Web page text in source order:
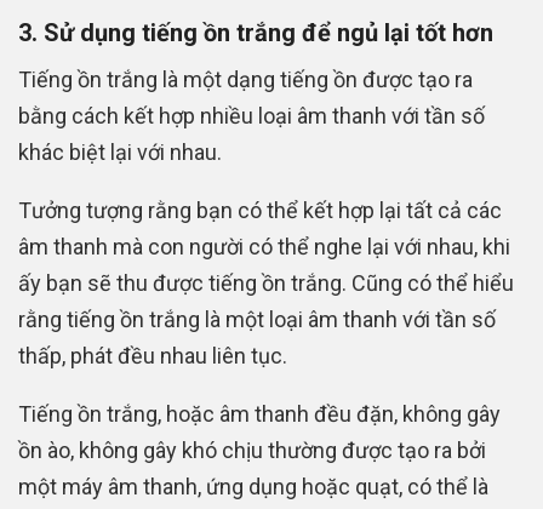
3. Sử dụng tiếng ồn trắng để ngủ lại tốt hơn
Tiếng ồn trắng là một dạng tiếng ồn được tạo ra
bằng cách kết hợp nhiều loại âm thanh với tần số
khác biệt lại với nhau.
Tưởng tượng rằng bạn có thể kết hợp lại tất cả các
âm thanh mà con người có thể nghe lại với nhau, khi
ấy bạn sẽ thu được tiếng ồn trắng. Cũng có thể hiểu
rằng tiếng ồn trắng là một loại âm thanh với tần số
thấp, phát đều nhau liên tục.
Tiếng ồn trắng, hoặc âm thanh đều đặn, không gây
ồn ào, không gây khó chịu thường được tạo ra bởi
một máy âm thanh, ứng dụng hoặc quạt, có thể là